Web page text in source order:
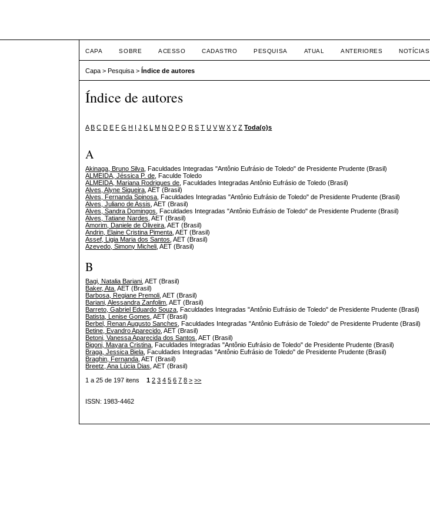
CAPA SOBRE ACESSO CADASTRO PESQUISA ATUAL ANTERIORES NOTÍCIAS
Capa >Pesquisa >Índice de autores
Índice de autores
A B C D E F G H I J K L M N O P Q R S T U V W X Y Z Toda(o)s
A
Akinaga, Bruno Silva , Faculdades Integradas "Antônio Eufrásio de Toledo" de Presidente Prudente (Brasil)
ALMEIDA, Jéssica P. de , Faculde Toledo
ALMEIDA, Mariana Rodrigues de , Faculdades Integradas Antônio Eufrásio de Toledo (Brasil)
Alves, Alyne Siqueira , AET (Brasil)
Alves, Fernanda Spinosa , Faculdades Integradas "Antônio Eufrásio de Toledo" de Presidente Prudente (Brasil)
Alves, Juliano de Assis , AET (Brasil)
Alves, Sandra Domingos
, Faculdades Integradas "Antônio Eufrásio de Toledo" de Presidente Prudente (Brasil)
Alves, Tatiane Nardes , AET (Brasil)
Amorim, Daniele de Oliveira , AET (Brasil)
Andrin, Elaine Cristina Pimenta , AET (Brasil)
Assef, Ligia Maria dos Santos , AET (Brasil)
Azevedo, Simony Micheli , AET (Brasil)
B
Bagi, Natalia Bariani, AET (Brasil)
Baker, Ata, AET (Brasil)
Barbosa, Regiane Premoli, AET (Brasil)
Bariani, Alessandra Zanfolim, AET (Brasil)
Barreto, Gabriel Eduardo Souza, Faculdades Integradas "Antônio Eufrásio de Toledo" de Presidente Prudente (Brasil)
Batista, Lenise Gomes, AET (Brasil)
Berbel, Renan Augusto Sanches, Faculdades Integradas "Antônio Eufrásio de Toledo" de Presidente Prudente (Brasil)
Betine, Evandro Aparecido, AET (Brasil)
Betoni, Vanessa Aparecida dos Santos, AET (Brasil)
Bigoni, Mayara Cristina, Faculdades Integradas "Antônio Eufrásio de Toledo" de Presidente Prudente (Brasil)
Braga, Jessica Biela, Faculdades Integradas "Antônio Eufrásio de Toledo" de Presidente Prudente (Brasil)
Braghin, Fernanda, AET (Brasil)
Breetz, Ana Lúcia Dias, AET (Brasil)
1 a 25 de 197 itens1 2 3 4 5 6 7 8 > >>
ISSN: 1983-4462